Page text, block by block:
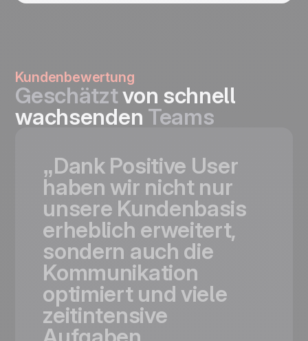
Kundenbewertung
Geschätztvon schnell
wachsenden Teams
„Dank Positive User
haben wir nicht nur
unsere Kundenbasis
erheblich erweitert,
sondern auch die
Kommunikation
optimiert und viele
zeitintensive